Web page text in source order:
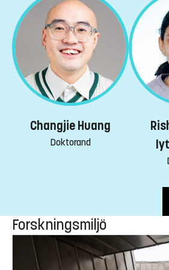
Changjie Huang
Doktorand
Forskningsmiljö